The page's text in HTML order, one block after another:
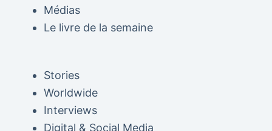
Médias
Le livre de la semaine
Stories
Worldwide
Interviews
Digital & Social Media